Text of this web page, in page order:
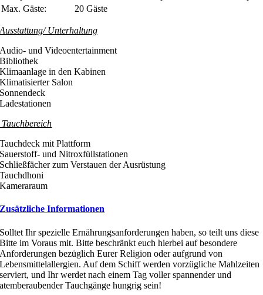
Max. Gäste:
20 Gäste
Ausstattung/ Unterhaltung
Audio- und Videoentertainment
Bibliothek
Klimaanlage in den Kabinen
Klimatisierter Salon
Sonnendeck
Ladestationen
Tauchbereich
Tauchdeck mit Plattform
Sauerstoff- und Nitroxfüllstationen
Schließfächer zum Verstauen der Ausrüstung
Tauchdhoni
Kameraraum
Zusätzliche Informationen
Solltet Ihr spezielle Ernährungsanforderungen haben, so teilt uns diese
Bitte im Voraus mit. Bitte beschränkt euch hierbei auf besondere
Anforderungen bezüglich Eurer Religion oder aufgrund von
Lebensmittelallergien. Auf dem Schiff werden vorzügliche Mahlzeiten
serviert, und Ihr werdet nach einem Tag voller spannender und
atemberaubender Tauchgänge hungrig sein!